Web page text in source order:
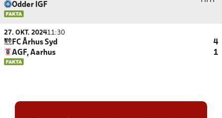
Odder IGF
27. OKT. 202411:30
FC Århus Syd
4
AGF, Aarhus
1